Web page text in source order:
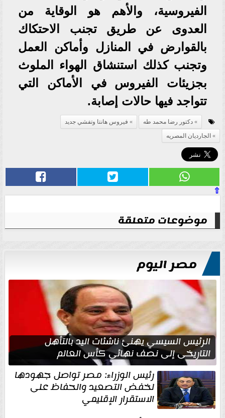
الفيروسية، والأهم هو الوقاية من
العدوى عن طريق تجنب الاحتكاك
بالقوارض في المنازل وأماكن العمل
وتجنب كذلك استنشاق الهواء الملوث
بجزيئات الفيروس في الأماكن التي
تتواجد فيها حالات إصابة.
دكتور رضا محمد طه
فيروس هانتا وتفشي جديد
الجارديان المصريه
⇧
موضوعات متعلقة
مصر اليوم
الرئيس السيسي يهنئ ناشئات اليد بالتأهل
التاريخي إلى نصف نهائي كأس العالم
رئيس الوزراء: مصر تواصل جهودها
لخفض التصعيد والحفاظ على
الاستقرار الإقليمي